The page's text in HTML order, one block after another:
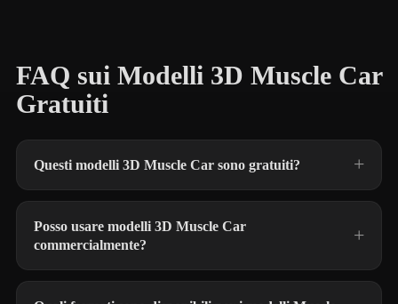
FAQ sui Modelli 3D Muscle Car
Gratuiti
Questi modelli 3D Muscle Car sono gratuiti?
Posso usare modelli 3D Muscle Car
commercialmente?